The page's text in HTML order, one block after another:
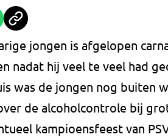
jongen is afgelopen
nadat hij veel te veel had
was de jongen nog buiten
de alcoholcontrole bij
kampioensfeest van